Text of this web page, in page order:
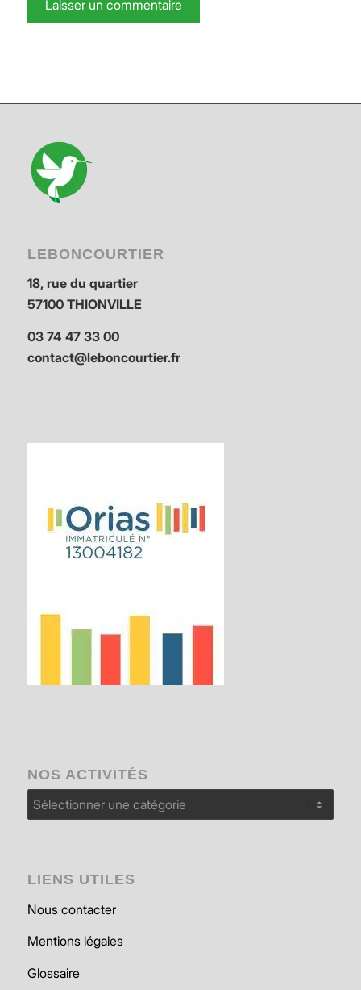
LEBONCOURTIER
18, rue du quartier
57100 THIONVILLE
03 74 47 33 00
contact@leboncourtier.fr
NOS ACTIVITÉS
Nos
activités
LIENS UTILES
Nous contacter
Mentions légales
Glossaire